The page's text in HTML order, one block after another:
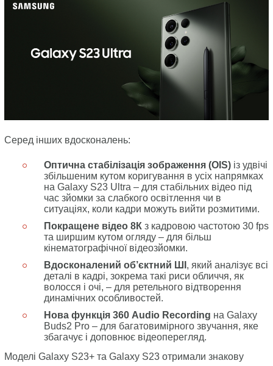
Серед інших вдосконалень:
Оптична стабілізація зображення (OIS) із удвічі
збільшеним кутом коригування в усіх напрямках
на Galaxy S23 Ultra – для стабільних відео під
час зйомки за слабкого освітлення чи в
ситуаціях, коли кадри можуть вийти розмитими.
Покращене відео 8Кз кадровою частотою 30 fps
та ширшим кутом огляду – для більш
кінематографічної відеозйомки.
Вдосконалений об’єктний ШІ , який аналізує всі
деталі в кадрі, зокрема такі риси обличчя, як
волосся і очі, – для ретельного відтворення
динамічних особливостей.
Нова функція 360 Audio Recording на Galaxy
Buds2 Pro – для багатовимірного звучання, яке
збагачує і доповнює відеоперегляд.
Моделі Galaxy S23+ та Galaxy S23 отримали знакову